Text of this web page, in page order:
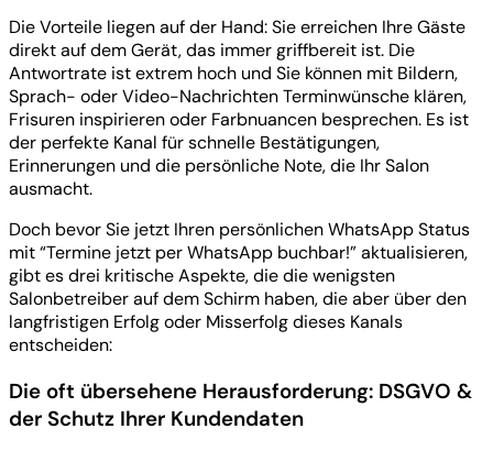
Die Vorteile liegen auf der Hand: Sie erreichen Ihre Gäste
direkt auf dem Gerät, das immer griffbereit ist. Die
Antwortrate ist extrem hoch und Sie können mit Bildern,
Sprach- oder Video-Nachrichten Terminwünsche klären,
Frisuren inspirieren oder Farbnuancen besprechen. Es ist
der perfekte Kanal für schnelle Bestätigungen,
Erinnerungen und die persönliche Note, die Ihr Salon
ausmacht.
Doch bevor Sie jetzt Ihren persönlichen WhatsApp Status
mit “Termine jetzt per WhatsApp buchbar!” aktualisieren,
gibt es drei kritische Aspekte, die die wenigsten
Salonbetreiber auf dem Schirm haben, die aber über den
langfristigen Erfolg oder Misserfolg dieses Kanals
entscheiden:
Die oft übersehene Herausforderung: DSGVO &
der Schutz Ihrer Kundendaten